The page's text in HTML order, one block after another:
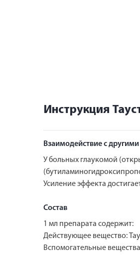
Инструкция
Взаимодействие с
У больных глаукомой
Усиление эффекта
Состав
1 мл препарата содержит:
Действующее вещество:
Вспомогательные